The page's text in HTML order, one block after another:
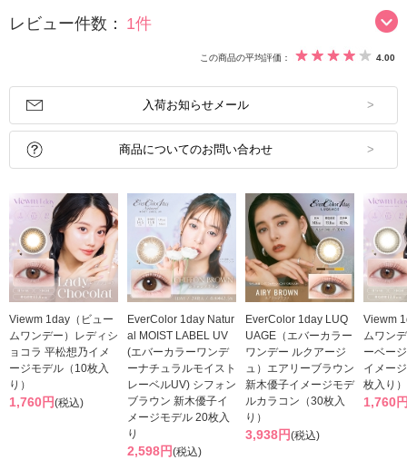
レビュー件数： 1件
この商品の平均評価： 4.00
入荷お知らせメール
商品についてのお問い合わせ
Viewm 1day（ビュー
ムワンデー）レディシ
ョコラ 平松想乃イメ
ージモデル（10枚入
り）
1,760円(税込)
EverColor 1day Natur
al MOIST LABEL UV
(エバーカラーワンデ
ーナチュラルモイスト
レーベルUV) シフォン
ブラウン 新木優子イ
メージモデル 20枚入
り
2,598円(税込)
EverColor 1day LUQ
UAGE（エバーカラー
ワンデー ルクアージ
ュ）エアリーブラウン
新木優子イメージモデ
ルカラコン（30枚入
り）
3,938円(税込)
Viewm
ムワン
ーベー
イメー
枚入り）
1,760